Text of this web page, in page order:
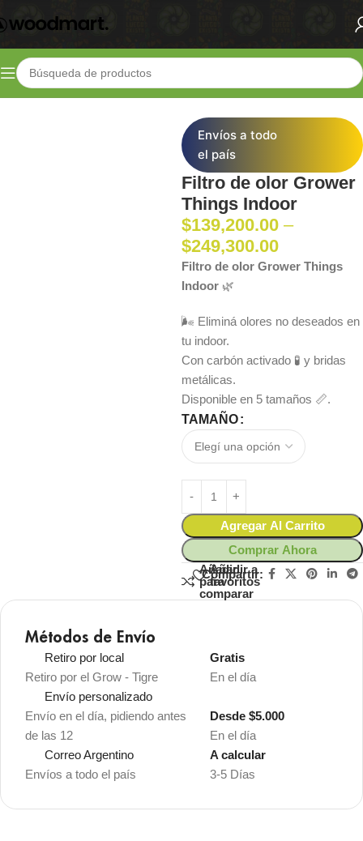
Inicio Shop Indoor Extracción y ventilación
Envíos a todo
el país
Filtro de olor Grower
Things Indoor
$139,200.00 –
$249,300.00
Filtro de olor Grower Things
Indoor 🌿
🌬️ Eliminá olores no deseados en
tu indoor.
Con carbón activado 🧪 y bridas
metálicas.
Disponible en 5 tamaños 📏.
TAMAÑO
Agregar Al Carrito
Comprar Ahora
Añadir
para
comparar
Añadir a
favoritos
Compartir:
Métodos de Envío
Retiro por local
Retiro por el Grow - Tigre
En el día
Gratis
Envío personalizado
Envío en el día, pidiendo antes
de las 12
En el día
Desde $5.000
Correo Argentino
Envíos a todo el país
3-5 Días
A calcular